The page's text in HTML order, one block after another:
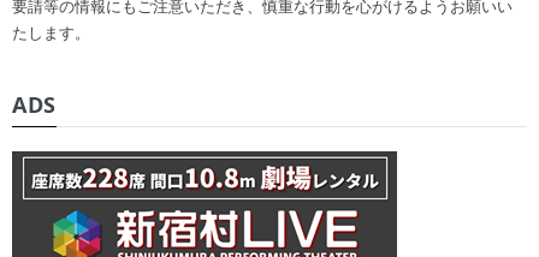
要請等の情報にもご注意いただき、慎重な行動を心がけるようお願いい
たします。
ADS